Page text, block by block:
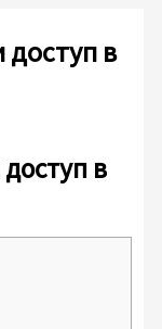
доступ в
в